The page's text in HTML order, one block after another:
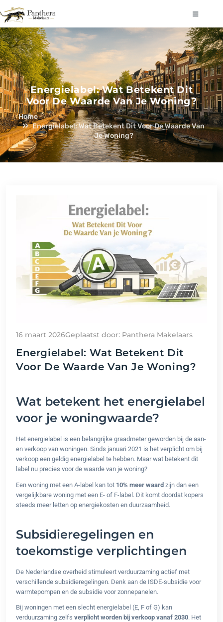
Energielabel: Wat Betekent Dit
Voor De Waarde Van Je Woning?
Home
Energielabel: Wat Betekent Dit Voor De Waarde Van
Je Woning?
16 maart 2026Geplaatst door: Panthera Makelaars
Energielabel: Wat Betekent Dit
Voor De Waarde Van Je Woning?
Wat betekent het energielabel
voor je woningwaarde?
Het energielabel is een belangrijke graadmeter geworden bij de aan-
en verkoop van woningen. Sinds januari 2021 is het verplicht om bij
verkoop een geldig energielabel te hebben. Maar wat betekent dit
label nu precies voor de waarde van je woning?
Een woning met een A-label kan tot 10% meer waard zijn dan een
vergelijkbare woning met een E- of F-label. Dit komt doordat kopers
steeds meer letten op energiekosten en duurzaamheid.
Subsidieregelingen en
toekomstige verplichtingen
De Nederlandse overheid stimuleert verduurzaming actief met
verschillende subsidieregelingen. Denk aan de ISDE-subsidie voor
warmtepompen en de subsidie voor zonnepanelen.
Bij woningen met een slecht energielabel (E, F of G) kan
verduurzaming zelfs verplicht worden bij verkoop vanaf 2030. Het